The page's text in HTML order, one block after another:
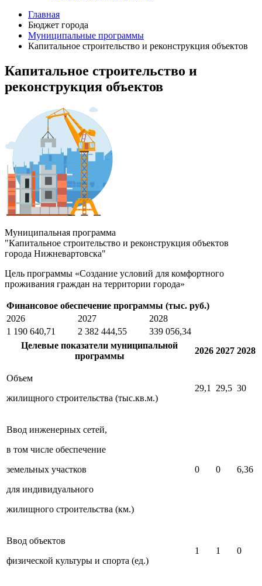
Главная
Бюджет города
Муниципальные программы
Капитальное строительство и реконструкция объектов
Капитальное строительство и
реконструкция объектов
Муниципальная программа
"Капитальное строительство и реконструкция объектов
города Нижневартовска"
Цель программы «Создание условий для комфортного
проживания граждан на территории города»
Финансовое обеспечение программы (тыс. руб.)
2026
2027
2028
1 190 640,71
2 382 444,55
339 056,34
Целевые показатели муниципальной
программы
2026 2027 2028
Объем
жилищного строительства (тыс.кв.м.)
29,1 29,5 30
Ввод инженерных сетей,
в том числе обеспечение
земельных участков
для индивидуального
жилищного строительства (км.)
0 0 6,36
Ввод объектов
физической культуры и спорта (ед.)
1 1 0